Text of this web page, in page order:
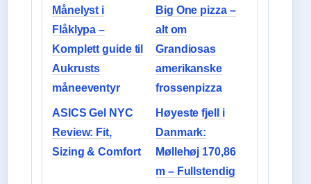
Månelyst i
Flåklypa –
Komplett guide til
Aukrusts
måneeventyr
Big One pizza –
alt om
Grandiosas
amerikanske
frossenpizza
ASICS Gel NYC
Review: Fit,
Sizing & Comfort
Høyeste fjell i
Danmark:
Møllehøj 170,86
m – Fullstendig